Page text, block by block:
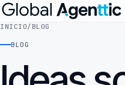
INICIO/ BLOG
BLOG